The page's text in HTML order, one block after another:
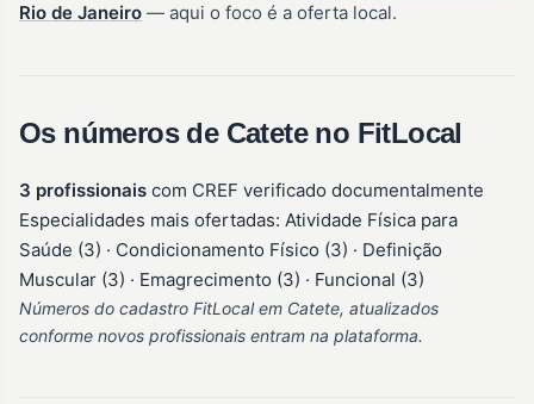
Rio de Janeiro — aqui o foco é a oferta local.
Os números de Catete no FitLocal
3 profissionais com CREF verificado documentalmente
Especialidades mais ofertadas: Atividade Física para
Saúde (3) · Condicionamento Físico (3) · Definição
Muscular (3) · Emagrecimento (3) · Funcional (3)
Números do cadastro FitLocal em Catete, atualizados
conforme novos profissionais entram na plataforma.